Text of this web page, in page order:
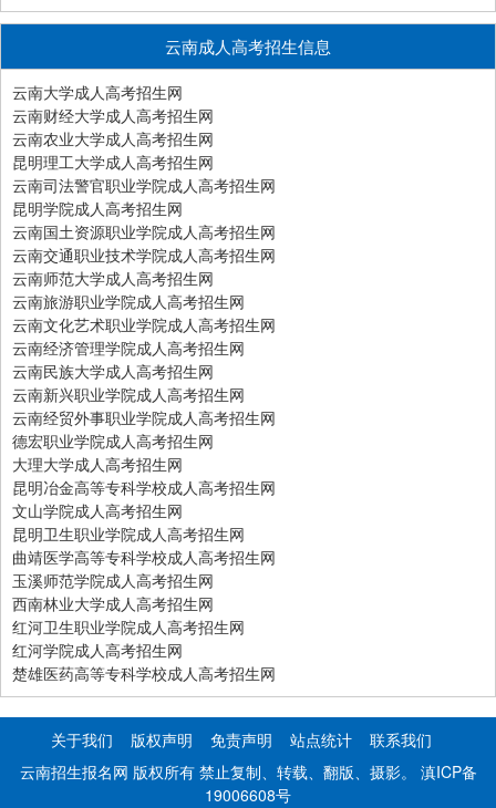
云南成人高考招生信息
云南大学成人高考招生网
云南财经大学成人高考招生网
云南农业大学成人高考招生网
昆明理工大学成人高考招生网
云南司法警官职业学院成人高考招生网
昆明学院成人高考招生网
云南国土资源职业学院成人高考招生网
云南交通职业技术学院成人高考招生网
云南师范大学成人高考招生网
云南旅游职业学院成人高考招生网
云南文化艺术职业学院成人高考招生网
云南经济管理学院成人高考招生网
云南民族大学成人高考招生网
云南新兴职业学院成人高考招生网
云南经贸外事职业学院成人高考招生网
德宏职业学院成人高考招生网
大理大学成人高考招生网
昆明冶金高等专科学校成人高考招生网
文山学院成人高考招生网
昆明卫生职业学院成人高考招生网
曲靖医学高等专科学校成人高考招生网
玉溪师范学院成人高考招生网
西南林业大学成人高考招生网
红河卫生职业学院成人高考招生网
红河学院成人高考招生网
楚雄医药高等专科学校成人高考招生网
关于我们 版权声明 免责声明 站点统计
联系我们
云南招生报名网 版权所有 禁止复制、转载、翻版、摄影。 滇ICP备
19006608号